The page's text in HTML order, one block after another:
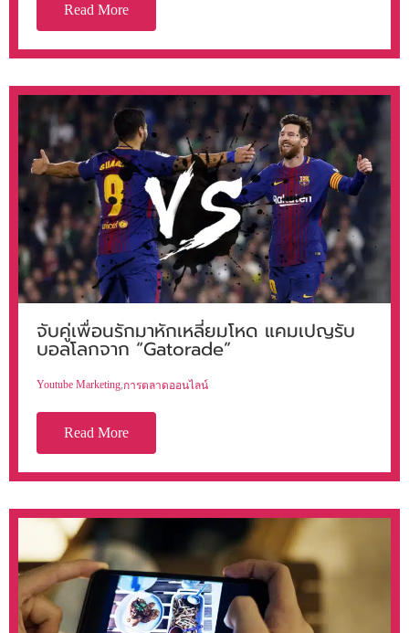
Read More
จับคู่เพื่อนรักมาหักเหลี่ยมโหด แคมเปญรับ
บอลโลกจาก “Gatorade”
Youtube Marketing,การตลาดออนไลน์
Read More